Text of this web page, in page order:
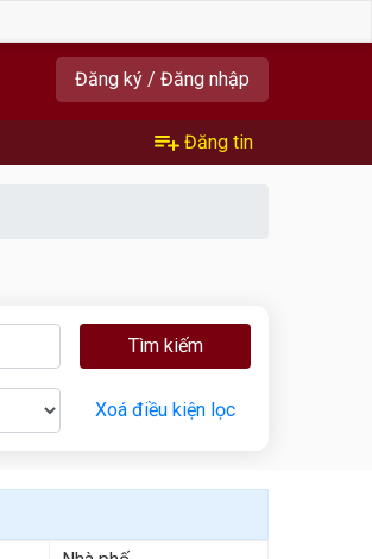
Đăng ký / Đăng nhập
Đăng tin
Tìm kiếm
Xoá điều kiện lọc